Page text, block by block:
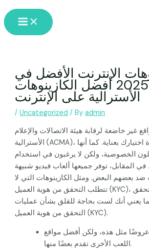
Skip
to
content
Main
Menu
الإنترنت الأفضل في
أستراليا 2025 أفضل الكازينوهات
الأسترالية على الإنترنت
/Uncategorized / Byadmin
غير خاضعة لرقابة هيئة الاتصالات والإعلام
الأسترالية (ACMA)، مما يعني ضرورة اختيارك بعناية. كما أنها
الخصوصية، ولكن لا يرغبون في استخدام
المقابل، توفر جميعها ألعاب فيديو شبيهة
ضد بعضهم البعض. ومثل الكازينوهات التي لا
تتطلب التحقق من هوية العميل (KYC)، لا يُطلب منك التحقق
يعني أنك لست بحاجة للقلق بشأن عمليات
التحقق من هوية العميل (KYC).
عروضًا مثل هذه، ولكن أفضل مواقع
اللعب الأخرى تقدم بعضًا منها.